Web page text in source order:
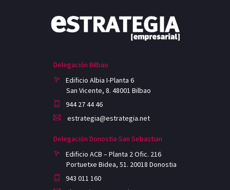
Delegación Bilbao
Edificio Albia I-Planta 6
San Vicente, 8. 48001 Bilbao
944 27 44 46
estrategia@estrategia.net
Delegación Donostia-San Sebastian
Edificio ACB – Planta 2 Ofic. 216
Portuetxe Bidea, 51. 20018 Donostia
943 011 160